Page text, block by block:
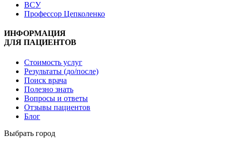
ВСУ
Профессор Цепколенко
ИНФОРМАЦИЯ
ДЛЯ ПАЦИЕНТОВ
Стоимость услуг
Результаты (до/после)
Поиск врача
Полезно знать
Вопросы и ответы
Отзывы пациентов
Блог
Выбрать город